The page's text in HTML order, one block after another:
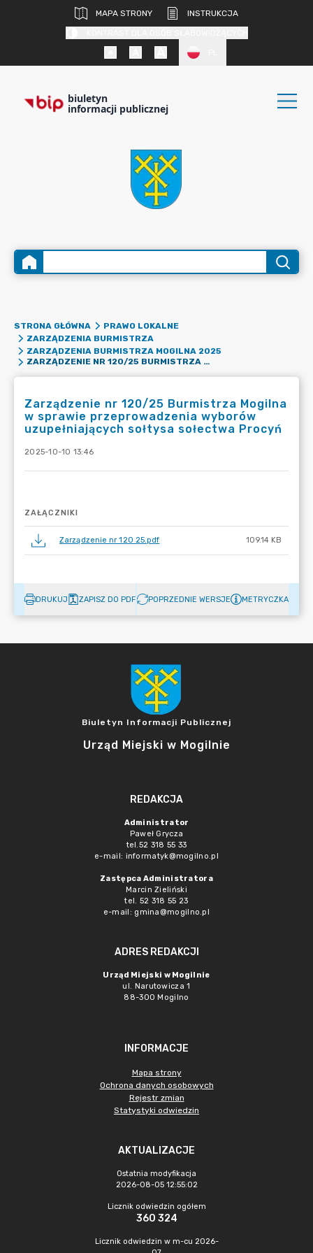
MAPA STRONY
INSTRUKCJA
biuletyn
informacji publicznej
STRONA GŁÓWNA
PRAWO LOKALNE
ZARZĄDZENIA BURMISTRZA
ZARZĄDZENIA BURMISTRZA MOGILNA 2025
ZARZĄDZENIE NR 120/25 BURMISTRZA MOGILNA W SPRAWIE PRZEPROWADZENIA WYBORÓW UZUPEŁNIAJĄCYCH SOŁTYSA SOŁECTWA PROCYŃ
Zarządzenie nr 120/25 Burmistrza Mogilna
w sprawie przeprowadzenia wyborów
uzupełniających sołtysa sołectwa Procyń
2025-10-10 13:46
ZAŁĄCZNIKI
Zarządzenie nr 120 25.pdf 109.14 KB
DRUKUJ ZAPISZ DO PDF POPRZEDNIE WERSJE METRYCZKA
Biuletyn Informacji Publicznej
Urząd Miejski w Mogilnie
REDAKCJA
Administrator
Paweł Grycza
tel.52 318 55 33
e-mail: informatyk@mogilno.pl
Zastępca Administratora
Marcin Zieliński
tel. 52 318 55 23
e-mail: gmina@mogilno.pl
ADRES REDAKCJI
Urząd Miejski w Mogilnie
ul. Narutowicza 1
88-300 Mogilno
INFORMACJE
Mapa strony
Ochrona danych osobowych
Rejestr zmian
Statystyki odwiedzin
AKTUALIZACJE
Ostatnia modyfikacja
2026-08-05 12:55:02
Licznik odwiedzin ogółem
360 324
Licznik odwiedzin w m-cu 2026-